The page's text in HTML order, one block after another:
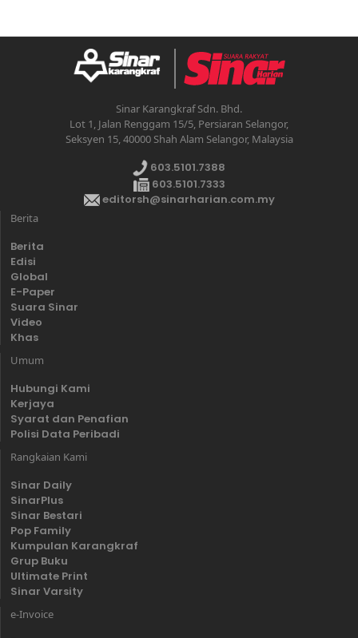
Sinar Karangkraf Sdn. Bhd.
Lot 1, Jalan Renggam 15/5, Persiaran Selangor,
Seksyen 15, 40000 Shah Alam Selangor, Malaysia
603.5101.7388
603.5101.7333
editorsh@sinarharian.com.my
Berita
Berita
Edisi
Global
E-Paper
Suara Sinar
Video
Khas
Umum
Hubungi Kami
Kerjaya
Syarat dan Penafian
Polisi Data Peribadi
Rangkaian Kami
Sinar Daily
SinarPlus
Sinar Bestari
Pop Family
Kumpulan Karangkraf
Grup Buku
Ultimate Print
Sinar Varsity
e-Invoice